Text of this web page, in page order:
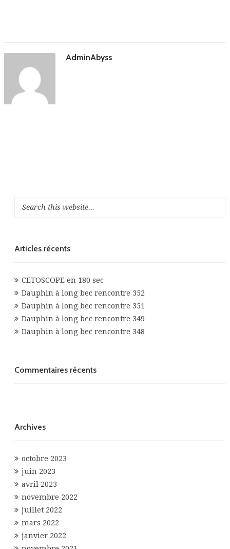
AdminAbyss
Articles récents
CETOSCOPE en 180 sec
Dauphin à long bec rencontre 352
Dauphin à long bec rencontre 351
Dauphin à long bec rencontre 349
Dauphin à long bec rencontre 348
Commentaires récents
Archives
octobre 2023
juin 2023
avril 2023
novembre 2022
juillet 2022
mars 2022
janvier 2022